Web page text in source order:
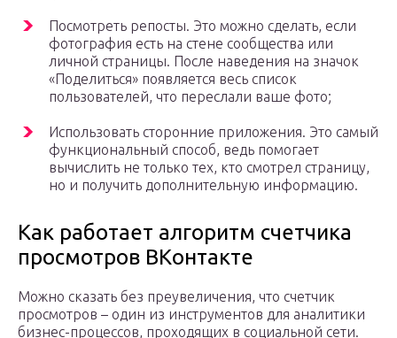
Посмотреть репосты. Это можно сделать, если
фотография есть на стене сообщества или
личной страницы. После наведения на значок
«Поделиться» появляется весь список
пользователей, что переслали ваше фото;
Использовать сторонние приложения. Это самый
функциональный способ, ведь помогает
вычислить не только тех, кто смотрел страницу,
но и получить дополнительную информацию.
Как работает алгоритм счетчика
просмотров ВКонтакте
Можно сказать без преувеличения, что счетчик
просмотров – один из инструментов для аналитики
бизнес-процессов, проходящих в социальной сети.